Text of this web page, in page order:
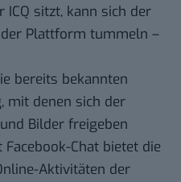
sitzt, kann sich der
Plattform tummeln –
bereits bekannten
mit denen sich der
Bilder freigeben
Facebook-Chat bietet die
Aktivitäten der